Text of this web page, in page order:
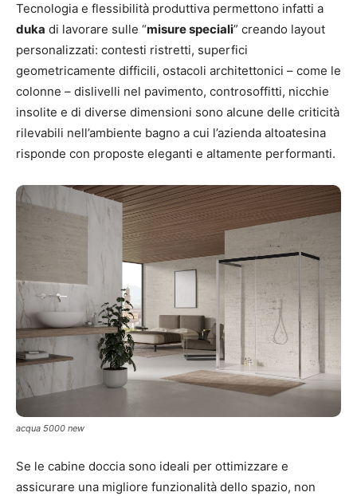
Tecnologia e flessibilità produttiva permettono infatti a
duka di lavorare sulle “misure speciali” creando layout
personalizzati: contesti ristretti, superfici
geometricamente difficili, ostacoli architettonici – come le
colonne – dislivelli nel pavimento, controsoffitti, nicchie
insolite e di diverse dimensioni sono alcune delle criticità
rilevabili nell’ambiente bagno a cui l’azienda altoatesina
risponde con proposte eleganti e altamente performanti.
acqua 5000 new
Se le cabine doccia sono ideali per ottimizzare e
assicurare una migliore funzionalità dello spazio, non